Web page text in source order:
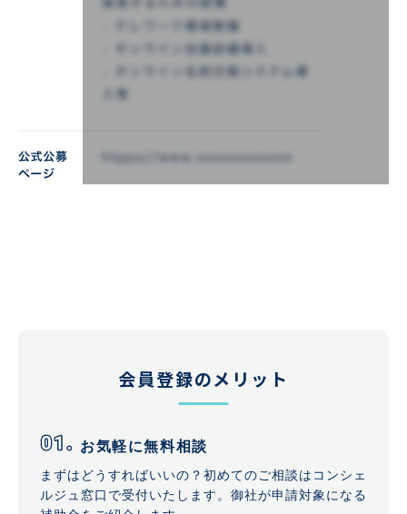
会員登録のメリット
お気軽に無料相談
まずはどうすればいいの？初めてのご相談はコンシェ
ルジュ窓口で受付いたします。御社が申請対象になる